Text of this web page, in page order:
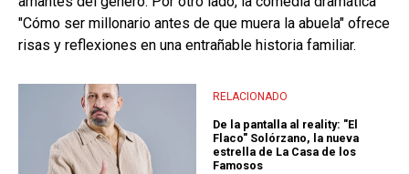
"Cómo ser millonario antes de que muera la abuela" ofrece
risas y reflexiones en una entrañable historia familiar.
RELACIONADO
De la pantalla al reality: "El
Flaco" Solórzano, la nueva
estrella de La Casa de los
Famosos